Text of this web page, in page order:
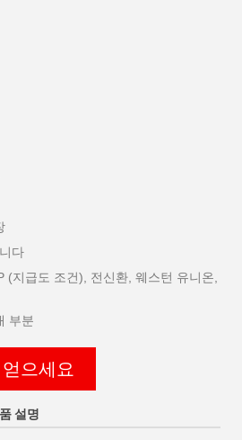
다
(지급도 조건), 전신환, 웨스턴 유니온,
부분
으세요
설명